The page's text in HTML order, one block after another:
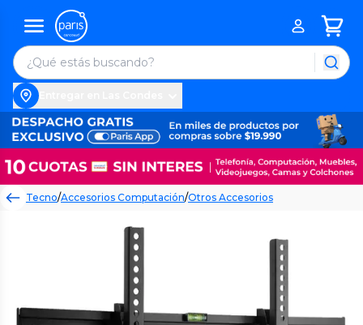
Tecno/Accesorios Computación/Otros Accesorios